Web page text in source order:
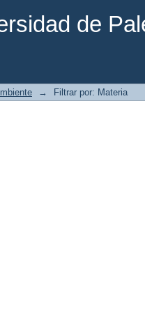
de
→ Filtrar por: Materia